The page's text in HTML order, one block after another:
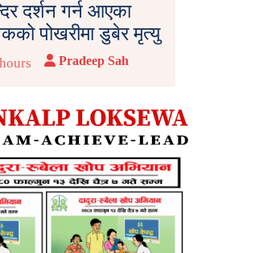
दर्शन गर्न आएका
पोखरीमा डुबेर मृत्यु
Pradeep Sah